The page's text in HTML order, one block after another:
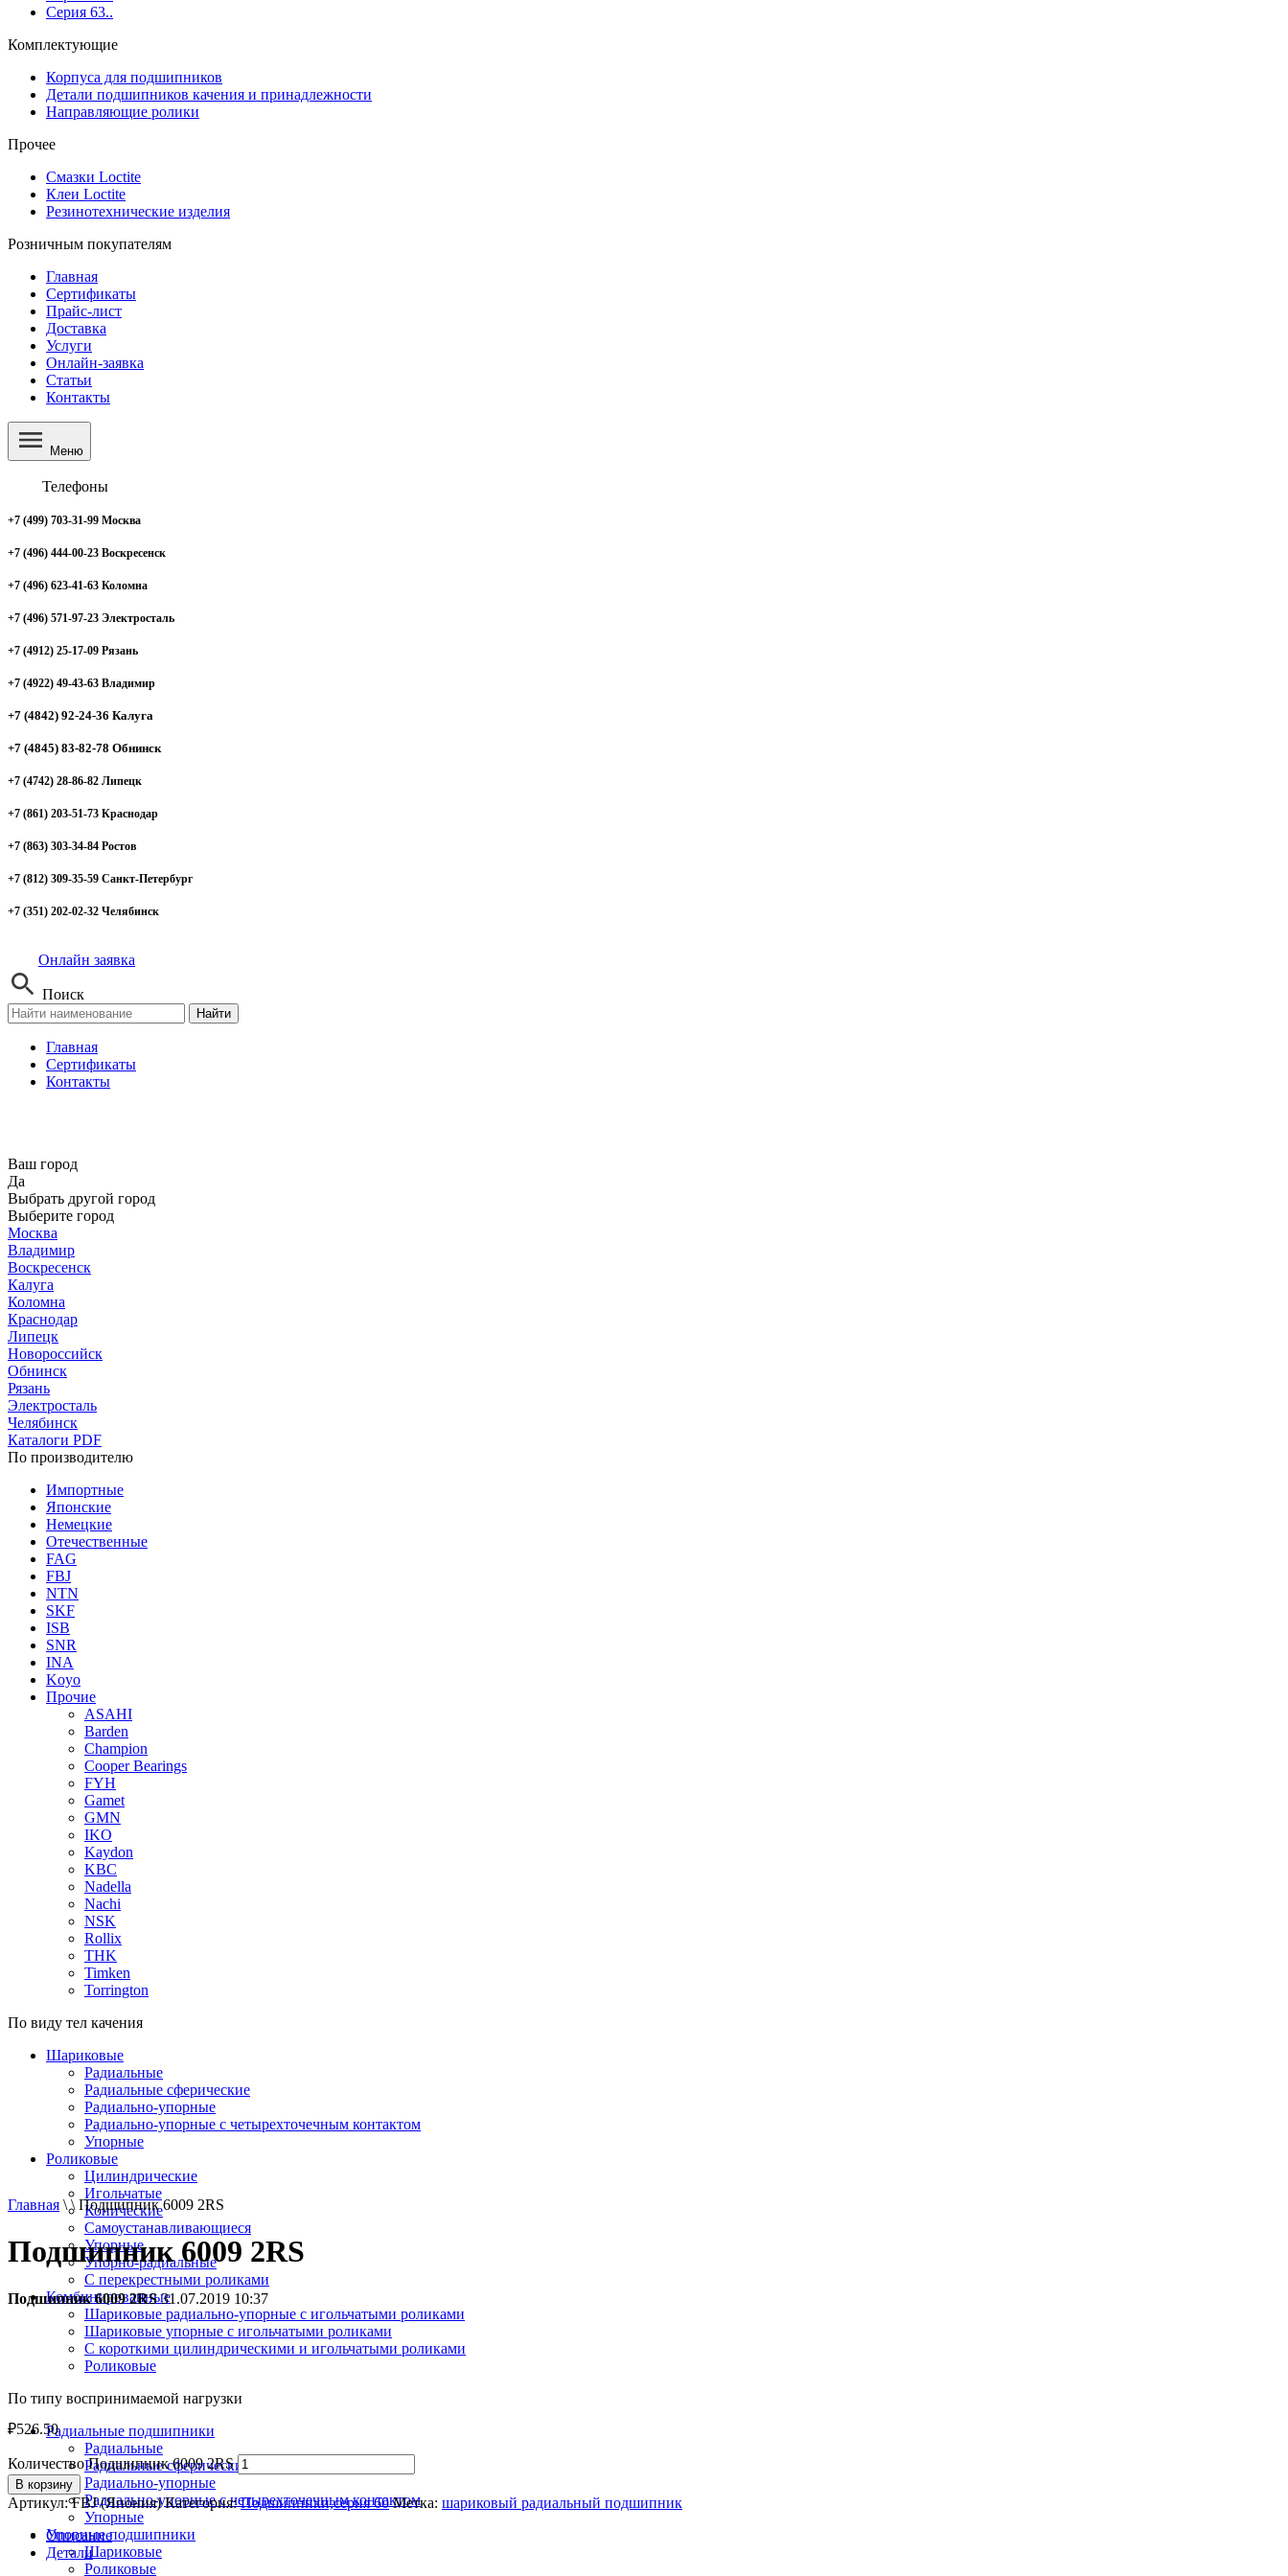
Серия 63..
Комплектующие
Корпуса для подшипников
Детали подшипников качения и принадлежности
Направляющие ролики
Прочее
Смазки Loctite
Клеи Loctite
Резинотехнические изделия
Розничным покупателям
Главная
Сертификаты
Прайс-лист
Доставка
Услуги
Онлайн-заявка
Статьи
Контакты
Меню
Телефоны
+7 (499) 703-31-99 Москва
+7 (496) 444-00-23 Воскресенск
+7 (496) 623-41-63 Коломна
+7 (496) 571-97-23 Электросталь
+7 (4912) 25-17-09 Рязань
+7 (4922) 49-43-63 Владимир
+7 (4842) 92-24-36 Калуга
+7 (4845) 83-82-78 Обнинск
+7 (4742) 28-86-82 Липецк
+7 (861) 203-51-73 Краснодар
+7 (863) 303-34-84 Ростов
+7 (812) 309-35-59 Санкт-Петербург
+7 (351) 202-02-32 Челябинск
Онлайн заявка
Поиск
Найти
Главная
Сертификаты
Контакты
Ваш город
Да
Выбрать другой город
Выберите город
Москва
Владимир
Воскресенск
Калуга
Коломна
Краснодар
Липецк
Новороссийск
Обнинск
Рязань
Электросталь
Челябинск
Каталоги PDF
По производителю
Импортные
Японские
Немецкие
Отечественные
FAG
FBJ
NTN
SKF
ISB
SNR
INA
Koyo
Прочие
ASAHI
Barden
Champion
Cooper Bearings
FYH
Gamet
GMN
IKO
Kaydon
KBC
Nadella
Nachi
NSK
Rollix
THK
Timken
Torrington
По виду тел качения
Шариковые
Радиальные
Радиальные сферические
Радиально-упорные
Радиально-упорные с четырехточечным контактом
Упорные
Роликовые
Цилиндрические
Игольчатые
Конические
Самоустанавливающиеся
Упорные
Упорно-радиальные
C перекрестными роликами
Комбинированные
Шариковые радиально-упорные с игольчатыми роликами
Шариковые упорные с игольчатыми роликами
С короткими цилиндрическими и игольчатыми роликами
Роликовые
По типу воспринимаемой нагрузки
Радиальные подшипники
Радиальные
Радиальные сферические
Радиально-упорные
Радиально-упорные с четырехточечным контактом
Упорные
Упорные подшипники
Шариковые
Роликовые
Главная \ \ Подшипник 6009 2RS
Подшипник 6009 2RS
Подшипник 6009 2RS31.07.2019 10:37
₽526.50
Количество Подшипник 6009 2RS
В корзину
Артикул:FBJ (Япония) Категория:Подшипники,серия 60 Метка: шариковый радиальный подшипник
Описание
Детали